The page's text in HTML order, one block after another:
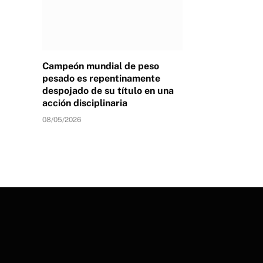
Campeón mundial de peso
pesado es repentinamente
despojado de su título en una
acción disciplinaria
08/05/2026